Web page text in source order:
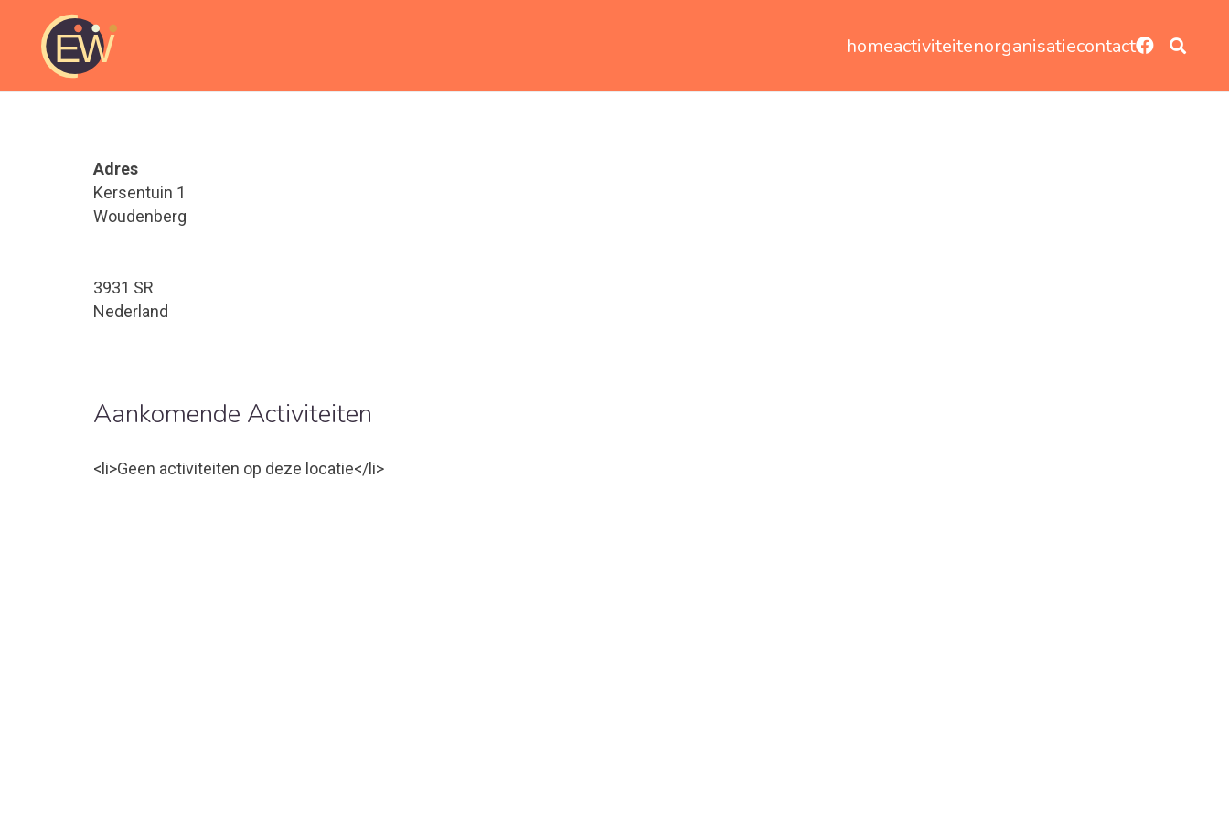
homeactiviteitenorganisatiecontact
Adres
Kersentuin 1
Woudenberg
3931 SR
Nederland
Aankomende Activiteiten
<li>Geen activiteiten op deze locatie</li>